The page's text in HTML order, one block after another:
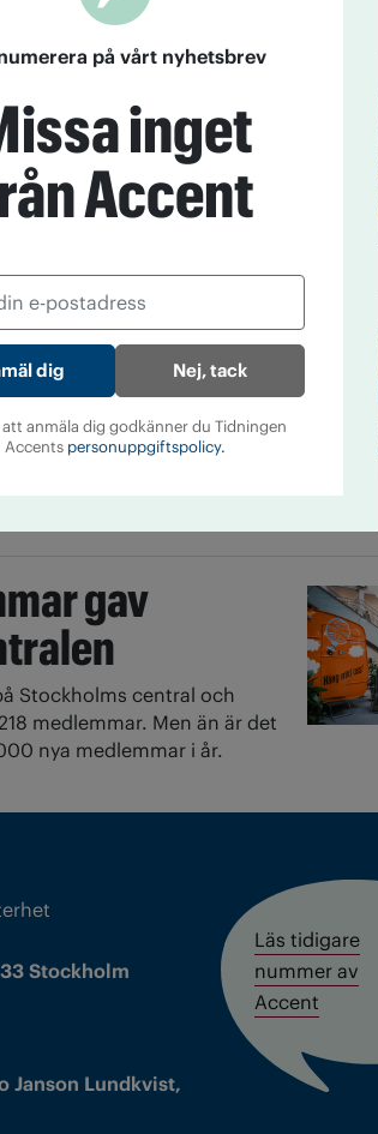
inte av
behöver inte ställa
resor. Det fastställs nu i
av målen
har IOGT-NTO:s mål varit att
alkoholskatt, 50 nya
medlemmar. Accent har
gav
Stockholms central och
medlemmar. Men än är det
nya medlemmar i år.
Stockholm
Janson Lundkvist,
Läs tidigare
nummer av
Accent
på vårt nyhetsbrev
inget
Accent
Nej, tack
anmäla dig godkänner du Tidningen
Accents personuppgiftspolicy.